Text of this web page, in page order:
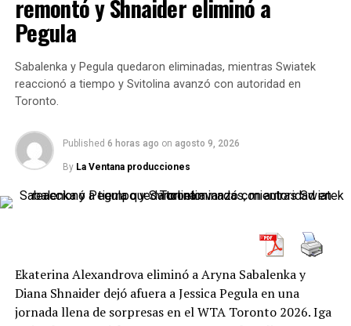
aparece con peso propio entre los
grandes favoritos. Llega tras perder la final de Stuttgart
ante
Taylor Fritz, pero con clara motivación: “Tengo
muchas ganas de jugar aquí otra vez”.
En paralelo,Daniil Medvedevhizo historia en la misma
remontó y Shnaider eliminó a
Pegula
Sabalenka y Pegula quedaron eliminadas, mientras Swiatek
reaccionó a tiempo y Svitolina avanzó con autoridad en
Toronto.
Published 6 horas ago on agosto 9, 2026
By La Ventana producciones
Ekaterina Alexandrova eliminó a Aryna Sabalenka y
Diana Shnaider dejó afuera a Jessica Pegula en una
jornada llena de sorpresas en el WTA Toronto 2026. Iga